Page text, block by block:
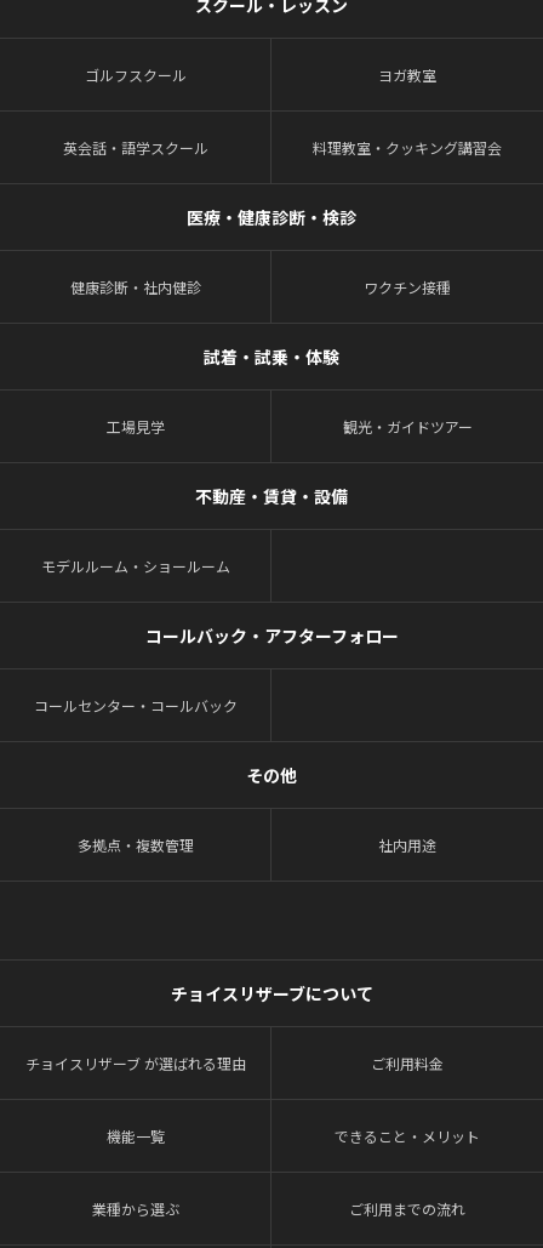
ゴルフスクール ヨガ教室
英会話・語学スクール 料理教室・クッキング講習会
医療・健康診断・検診
健康診断・社内健診 ワクチン接種
試着・試乗・体験
工場見学 観光・ガイドツアー
不動産・賃貸・設備
モデルルーム・ショールーム
コールバック・アフターフォロー
コールセンター・コールバック
その他
多拠点・複数管理 社内用途
チョイスリザーブについて
チョイスリザーブ が選ばれる理由 ご利用料金
機能一覧 できること・メリット
業種から選ぶ ご利用までの流れ